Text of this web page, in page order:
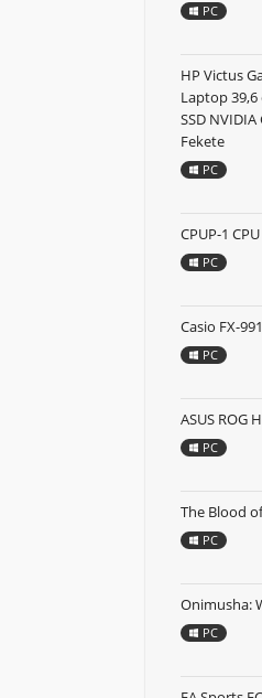
PC
HP Victus
Laptop 39,6
SSD NVIDIA
Fekete
PC
CPUP-1
PC
Casio FX-
PC
ASUS ROG
PC
The Blood
PC
Onimusha:
PC